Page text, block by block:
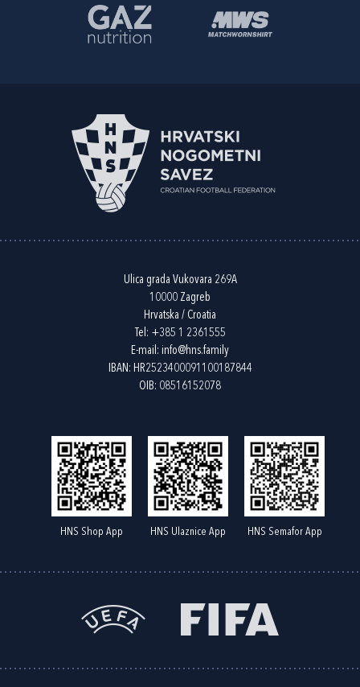
Ulica grada Vukovara 269A
10000 Zagreb
Hrvatska / Croatia
Tel: +385 1 2361555
E-mail: info@hns.family
IBAN: HR2523400091100187844
OIB: 08516152078
HNS Shop App HNS Ulaznice App HNS Semafor App